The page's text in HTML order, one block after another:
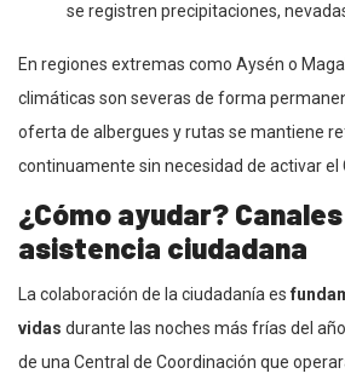
se registren precipitaciones,
En regiones extremas como Aysén o
climáticas son severas de forma
oferta de albergues y rutas se mantiene
continuamente sin necesidad de activar el
¿Cómo ayudar?
asistencia ciudadana
La colaboración de la ciudadanía es
vidas durante las noches más frías del
de una Central de Coordinación que